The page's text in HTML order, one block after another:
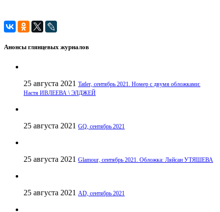
Анонсы глянцевых журналов
25 августа 2021 Tatler, сентябрь 2021. Номер с двумя обложками:
Настя ИВЛЕЕВА \ ЭЛДЖЕЙ
25 августа 2021 GQ, сентябрь 2021
25 августа 2021 Glamour, сентябрь 2021. Обложка: Ляйсан УТЯШЕВА
25 августа 2021 AD, сентябрь 2021